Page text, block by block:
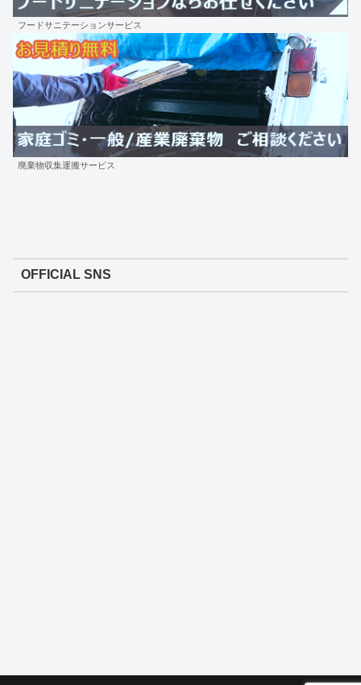
フードサニテーションサービス
廃棄物収集運搬サービス
OFFICIAL SNS